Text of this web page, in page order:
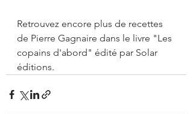
Retrouvez encore plus de recettes
de Pierre Gagnaire dans le livre "Les
copains d'abord" édité par Solar
éditions.